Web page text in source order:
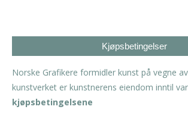
Kjøpsbetingelser
Norske Grafikere formidler kunst på vegne
kunstverket er kunstnerens eiendom inntil
kjøpsbetingelsene